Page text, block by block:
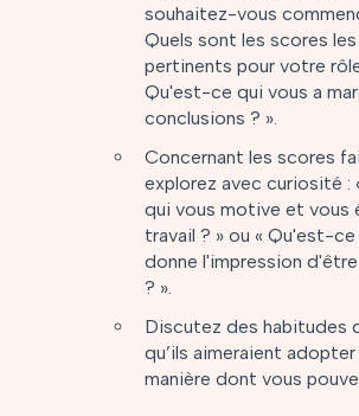
souhaitez-vous
Quels sont les scores les
pertinents pour votre
Qu'est-ce qui vous a
conclusions ? ».
Concernant les scores
explorez avec curiosité :
qui vous motive et vous
travail ? » ou « Qu'est-
donne l'impression
? ».
Discutez des habitudes
qu’ils aimeraient
manière dont vous